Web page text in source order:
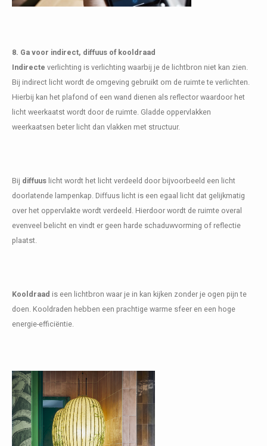
8. Ga voor indirect, diffuus of kooldraad
Indirecte verlichting is verlichting waarbij je de lichtbron niet kan zien.
Bij indirect licht wordt de omgeving gebruikt om de ruimte te verlichten.
Hierbij kan het plafond of een wand dienen als reflector waardoor het
licht weerkaatst wordt door de ruimte. Gladde oppervlakken
weerkaatsen beter licht dan vlakken met structuur.
Bij diffuuslicht wordt het licht verdeeld door bijvoorbeeld een licht
doorlatende lampenkap. Diffuus licht is een egaal licht dat gelijkmatig
over het oppervlakte wordt verdeeld. Hierdoor wordt de ruimte overal
evenveel belicht en vindt er geen harde schaduwvorming of reflectie
plaatst.
Kooldraad is een lichtbron waar je in kan kijken zonder je ogen pijn te
doen. Kooldraden hebben een prachtige warme sfeer en een hoge
energie-efficiëntie.